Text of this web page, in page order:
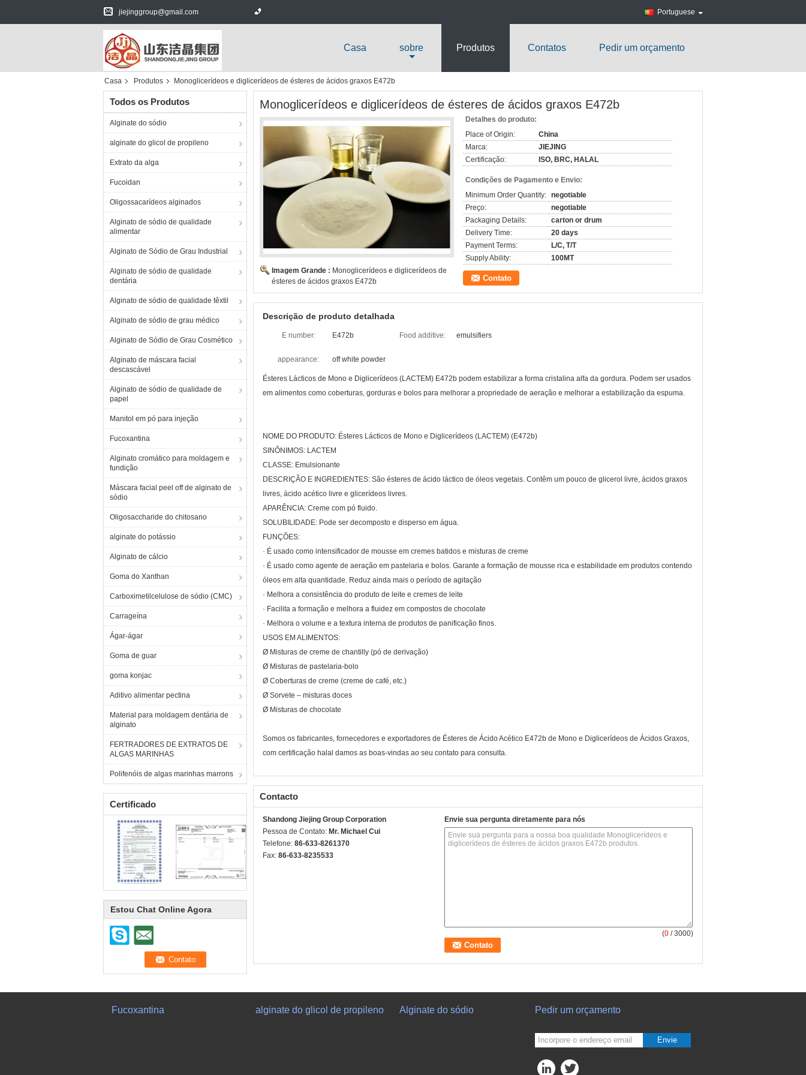
jiejinggroup@gmail.com Portuguese
Casa sobre Produtos Contatos Pedir um orçamento
Casa Produtos Monoglicerídeos e diglicerídeos de ésteres de ácidos graxos E472b
Todos os Produtos
Alginate do sódio
alginate do glicol de propileno
Extrato da alga
Fucoidan
Oligossacarídeos alginados
Alginato de sódio de qualidade
alimentar
Alginato de Sódio de Grau Industrial
Alginato de sódio de qualidade
dentária
Alginato de sódio de qualidade têxtil
Alginato de sódio de grau médico
Alginato de Sódio de Grau Cosmético
Alginato de máscara facial
descascável
Alginato de sódio de qualidade de
papel
Manitol em pó para injeção
Fucoxantina
Alginato cromático para moldagem e
fundição
Máscara facial peel off de alginato de
sódio
Oligosaccharide do chitosano
alginate do potássio
Alginato de cálcio
Goma do Xanthan
Carboximetilcelulose de sódio (CMC)
Carrageína
Ágar-ágar
Goma de guar
goma konjac
Aditivo alimentar pectina
Material para moldagem dentária de
alginato
FERTRADORES DE EXTRATOS DE
ALGAS MARINHAS
Polifenóis de algas marinhas marrons
Certificado
Estou Chat Online Agora
Monoglicerídeos e diglicerídeos de ésteres de ácidos graxos E472b
Imagem Grande : Monoglicerídeos e diglicerídeos de
ésteres de ácidos graxos E472b
Detalhes do produto:
Place of Origin:
China
Marca:
JIEJING
Certificação:
ISO, BRC, HALAL
Condições de Pagamento e Envio:
Minimum Order Quantity: negotiable
Preço:
negotiable
Packaging Details:
carton or drum
Delivery Time:
20 days
Payment Terms:
L/C, T/T
Supply Ability:
100MT
Contato
Descrição de produto detalhada
E number: E472b Food additive: emulsifiers
appearance: off white powder
Ésteres Lácticos de Mono e Diglicerídeos (LACTEM) E472b podem estabilizar a forma cristalina alfa da gordura. Podem ser usados
em alimentos como coberturas, gorduras e bolos para melhorar a propriedade de aeração e melhorar a estabilização da espuma.
NOME DO PRODUTO: Ésteres Lácticos de Mono e Diglicerídeos (LACTEM) (E472b)
SINÔNIMOS: LACTEM
CLASSE: Emulsionante
DESCRIÇÃO E INGREDIENTES: São ésteres de ácido láctico de óleos vegetais. Contêm um pouco de glicerol livre, ácidos graxos
livres, ácido acético livre e glicerídeos livres.
APARÊNCIA: Creme com pó fluido.
SOLUBILIDADE: Pode ser decomposto e disperso em água.
FUNÇÕES:
· É usado como intensificador de mousse em cremes batidos e misturas de creme
· É usado como agente de aeração em pastelaria e bolos. Garante a formação de mousse rica e estabilidade em produtos contendo
óleos em alta quantidade. Reduz ainda mais o período de agitação
· Melhora a consistência do produto de leite e cremes de leite
· Facilita a formação e melhora a fluidez em compostos de chocolate
· Melhora o volume e a textura interna de produtos de panificação finos.
USOS EM ALIMENTOS:
Ø Misturas de creme de chantilly (pó de derivação)
Ø Misturas de pastelaria-bolo
Ø Coberturas de creme (creme de café, etc.)
Ø Sorvete – misturas doces
Ø Misturas de chocolate
Somos os fabricantes, fornecedores e exportadores de Ésteres de Ácido Acético E472b de Mono e Diglicerídeos de Ácidos Graxos,
com certificação halal damos as boas-vindas ao seu contato para consulta.
Contacto
Shandong Jiejing Group Corporation
Pessoa de Contato: Mr. Michael Cui
Telefone: 86-633-8261370
Fax: 86-633-8235533
Envie sua pergunta diretamente para nós
(0 / 3000)
Fucoxantina alginate do glicol de propileno Alginate do sódio Pedir um orçamento
Envie